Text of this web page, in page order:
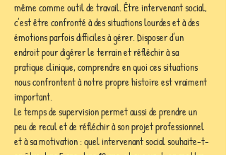
même comme outil de travail. Être intervenant social,
c’est être confronté à des situations lourdes et à des
émotions parfois difficiles à gérer. Disposer d’un
endroit pour digérer le terrain et réfléchir à sa
pratique clinique, comprendre en quoi ces situations
nous confrontent à notre propre histoire est vraiment
important.
Le temps de supervision permet aussi de prendre un
peu de recul et de réfléchir à son projet professionnel
et à sa motivation : quel intervenant social souhaite-t-